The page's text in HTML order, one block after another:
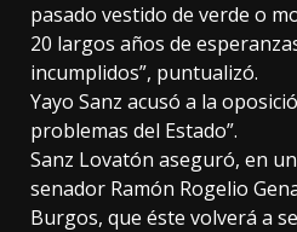
pasado vestido de verde o
20 largos años de
incumplidos”, puntualizó.
Yayo Sanz acusó a la
problemas del Estado”.
Sanz Lovatón aseguró, en
senador Ramón Rogelio
Burgos, que éste volverá a